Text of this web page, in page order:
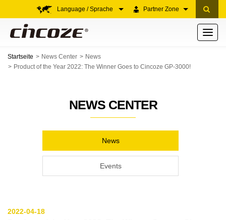
Partner Zone
Language / Sprache
Toggle
Startseite News Center
News
Product of the Year 2022: The Winner Goes to Cincoze GP-3000!
NEWS CENTER
News
Events
2022-04-18